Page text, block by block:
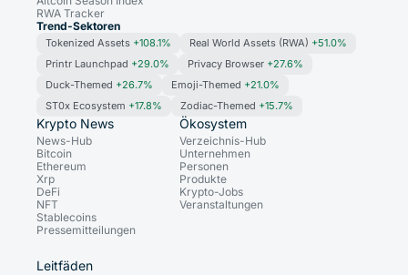
RWA Tracker
Trend-Sektoren
Tokenized Assets +108.1% Real World Assets (RWA) +51.0%
Printr Launchpad +29.0% Privacy Browser +27.6%
Duck-Themed +26.7% Emoji-Themed +21.0%
ST0x Ecosystem +17.8% Zodiac-Themed +15.7%
Krypto News
News-Hub
Bitcoin
Ethereum
Xrp
DeFi
NFT
Stablecoins
Pressemitteilungen
Ökosystem
Verzeichnis-Hub
Unternehmen
Personen
Produkte
Krypto-Jobs
Veranstaltungen
Leitfäden